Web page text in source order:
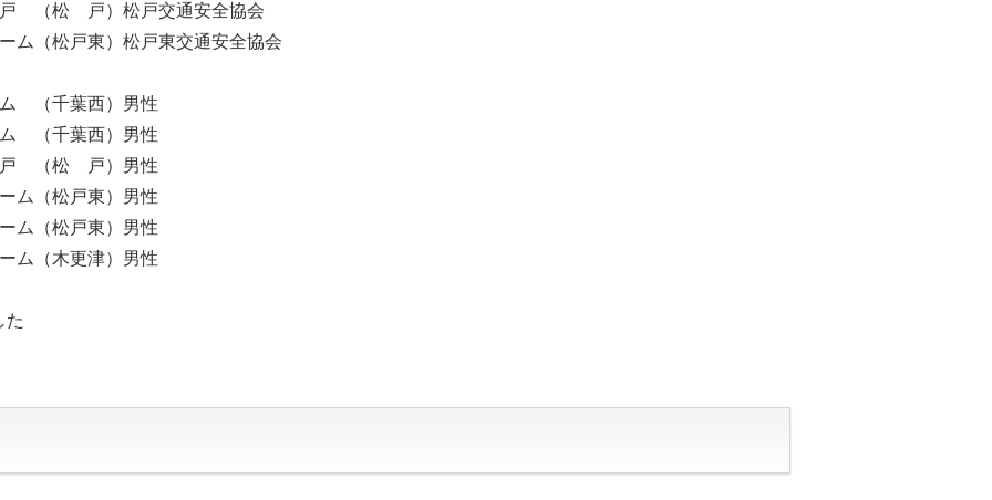
）松戸交通安全協会
東）松戸東交通安全協会
千葉西）男性
葉西）男性
戸）男性
戸東）男性
戸東）男性
更津）男性
た